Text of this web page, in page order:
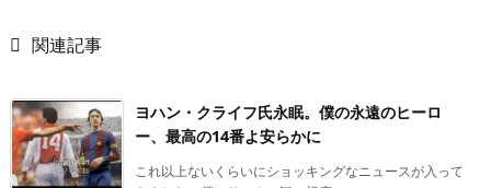
 関連記事
ヨハン・クライフ氏永眠。僕の永遠のヒーロ
ー、最高の14番よ安らかに
これ以上ないくらいにショッキングなニュースが入って